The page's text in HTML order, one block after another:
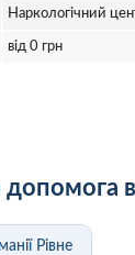
Наркологічний
від 0 грн
в
Рівне